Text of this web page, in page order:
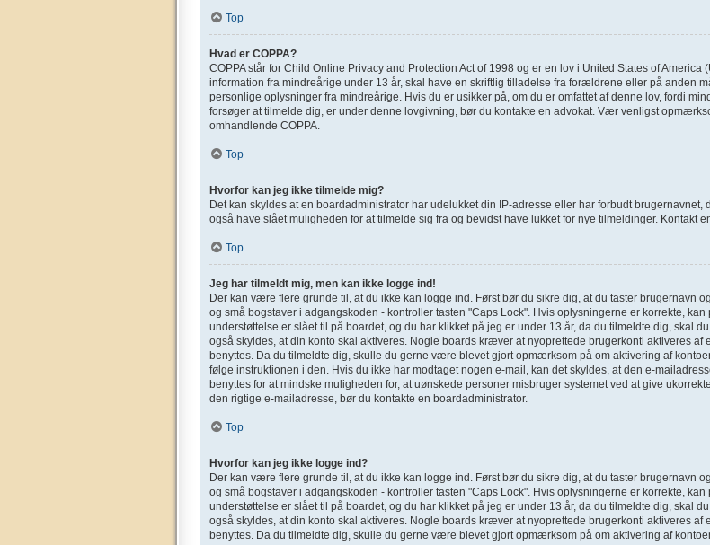
Top
Hvad er COPPA?
COPPA står for Child Online Privacy and Protection Act of 1998 og er en lov i United States of
information fra mindreårige under 13 år, skal have en skriftlig tilladelse fra forældrene eller på anden
personlige oplysninger fra mindreårige. Hvis du er usikker på, om du er omfattet af denne lov, fordi
forsøger at tilmelde dig, er under denne lovgivning, bør du kontakte en advokat. Vær venligst
omhandlende COPPA.
Top
Hvorfor kan jeg ikke tilmelde mig?
Det kan skyldes at en boardadministrator har udelukket din IP-adresse eller har forbudt
også have slået muligheden for at tilmelde sig fra og bevidst have lukket for nye tilmeldinger. Kontakt
Top
Jeg har tilmeldt mig, men kan ikke logge ind!
Der kan være flere grunde til, at du ikke kan logge ind. Først bør du sikre dig, at du taster brugernavn
og små bogstaver i adgangskoden - kontroller tasten "Caps Lock". Hvis oplysningerne er korrekte,
understøttelse er slået til på boardet, og du har klikket på jeg er under 13 år, da du tilmeldte dig, skal
også skyldes, at din konto skal aktiveres. Nogle boards kræver at nyoprettede brugerkonti aktiveres
benyttes. Da du tilmeldte dig, skulle du gerne være blevet gjort opmærksom på om aktivering af
følge instruktionen i den. Hvis du ikke har modtaget nogen e-mail, kan det skyldes, at den e-
benyttes for at mindske muligheden for, at uønskede personer misbruger systemet ved at give
den rigtige e-mailadresse, bør du kontakte en boardadministrator.
Top
Hvorfor kan jeg ikke logge ind?
Der kan være flere grunde til, at du ikke kan logge ind. Først bør du sikre dig, at du taster brugernavn
og små bogstaver i adgangskoden - kontroller tasten "Caps Lock". Hvis oplysningerne er korrekte,
understøttelse er slået til på boardet, og du har klikket på jeg er under 13 år, da du tilmeldte dig, skal
også skyldes, at din konto skal aktiveres. Nogle boards kræver at nyoprettede brugerkonti aktiveres
benyttes. Da du tilmeldte dig, skulle du gerne være blevet gjort opmærksom på om aktivering af